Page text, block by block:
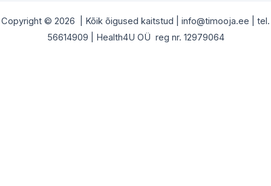
Copyright © 2026 | Kõik õigused kaitstud | info@timooja.ee | tel.
56614909 | Health4U OÜ reg nr. 12979064